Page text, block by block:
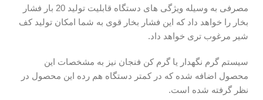
مصرفی به وسیله ویژگی های دستگاه قابلیت تولید 20 بار فشار
بخار را خواهد داد که این فشار بخار قوی به شما امکان تولید کف
شیر مرغوب تری خواهد داد.
سیستم گرم نگهدار یا گرم کن فنجان نیز به مشخصات این
محصول اضافه شده که در کمتر دستگاه هم رده این محصول در
نظر گرفته شده است.